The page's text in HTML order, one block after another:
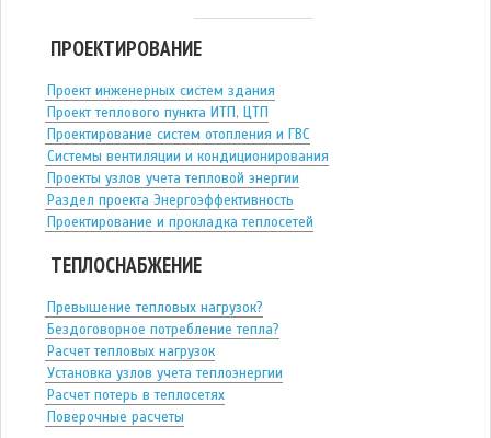
ПРОЕКТИРОВАНИЕ
Проект инженерных систем здания
Проект теплового пункта ИТП, ЦТП
Проектирование систем отопления и ГВС
Системы вентиляции и кондиционирования
Проекты узлов учета тепловой энергии
Раздел проекта Энергоэффективность
Проектирование и прокладка теплосетей
ТЕПЛОСНАБЖЕНИЕ
Превышение тепловых нагрузок?
Бездоговорное потребление тепла?
Расчет тепловых нагрузок
Установка узлов учета теплоэнергии
Расчет потерь в теплосетях
Поверочные расчеты